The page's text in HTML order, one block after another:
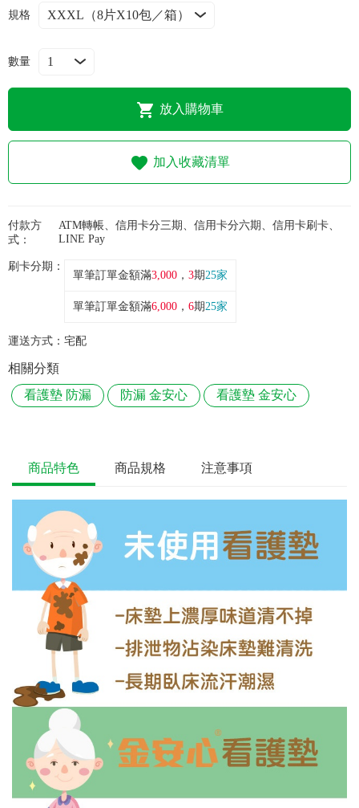
折價券、紅利說明
規格
數量
放入購物車
加入收藏清單
付款方
式：
ATM轉帳、信用卡分三期、信用卡分六期、信用卡刷卡、
LINE Pay
刷卡分期：
單筆訂單金額滿3,000 ， 3期25家
單筆訂單金額滿6,000 ， 6期25家
運送方式： 宅配
相關分類
看護墊 防漏
防漏 金安心 看護墊 金安心
商品特色 商品規格 注意事項